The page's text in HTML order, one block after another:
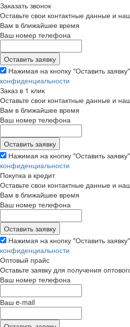
Заказать звонок
Оставьте свои контактные данные и
Вам в ближайшее время
Ваш номер телефона
Нажимая на кнопку "Оставить
конфиденциальности
Заказ в 1 клик
Оставьте свои контактные данные и
Вам в ближайшее время
Ваш номер телефона
Нажимая на кнопку "Оставить
конфиденциальности
Покупка в кредит
Оставьте свои контактные данные и
Вам в ближайшее время
Ваш номер телефона
Нажимая на кнопку "Оставить
конфиденциальности
Оптовый прайс
Оставьте заявку для получения
Ваш номер телефона
Ваш e-mail